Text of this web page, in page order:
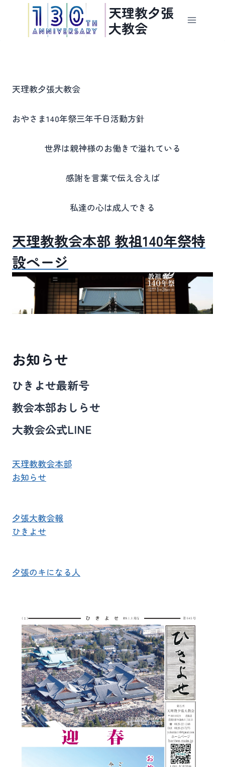
天理教夕張
大教会
天理教夕張大教会
おやさま140年祭三年千日活動方針
世界は親神様のお働きで溢れている
感謝を言葉で伝え合えば
私達の心は成人できる
天理教教会本部 教祖140年祭特
設ページ
お知らせ
ひきよせ最新号
教会本部おしらせ
大教会公式LINE
天理教教会本部
お知らせ
夕張大教会報
ひきよせ
夕張のキになる人